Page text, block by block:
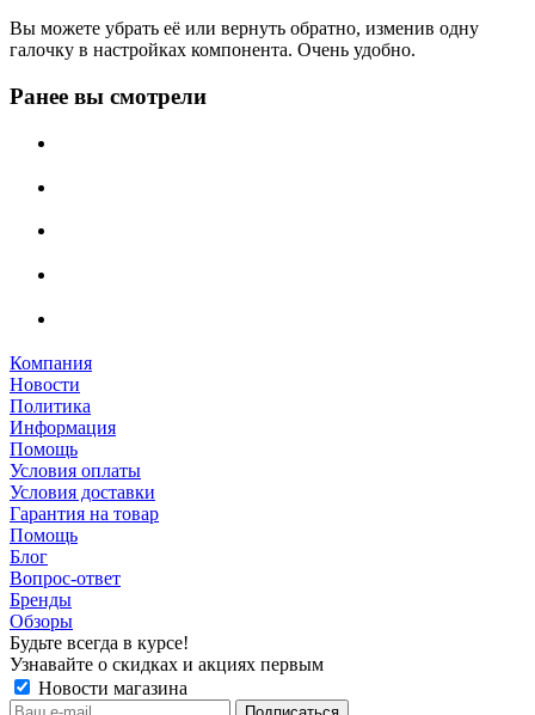
Вы можете убрать её или вернуть обратно, изменив одну
галочку в настройках компонента. Очень удобно.
Ранее вы смотрели
Компания
Новости
Политика
Информация
Помощь
Условия оплаты
Условия доставки
Гарантия на товар
Помощь
Блог
Вопрос-ответ
Бренды
Обзоры
Будьте всегда в курсе!
Узнавайте о скидках и акциях первым
Новости магазина